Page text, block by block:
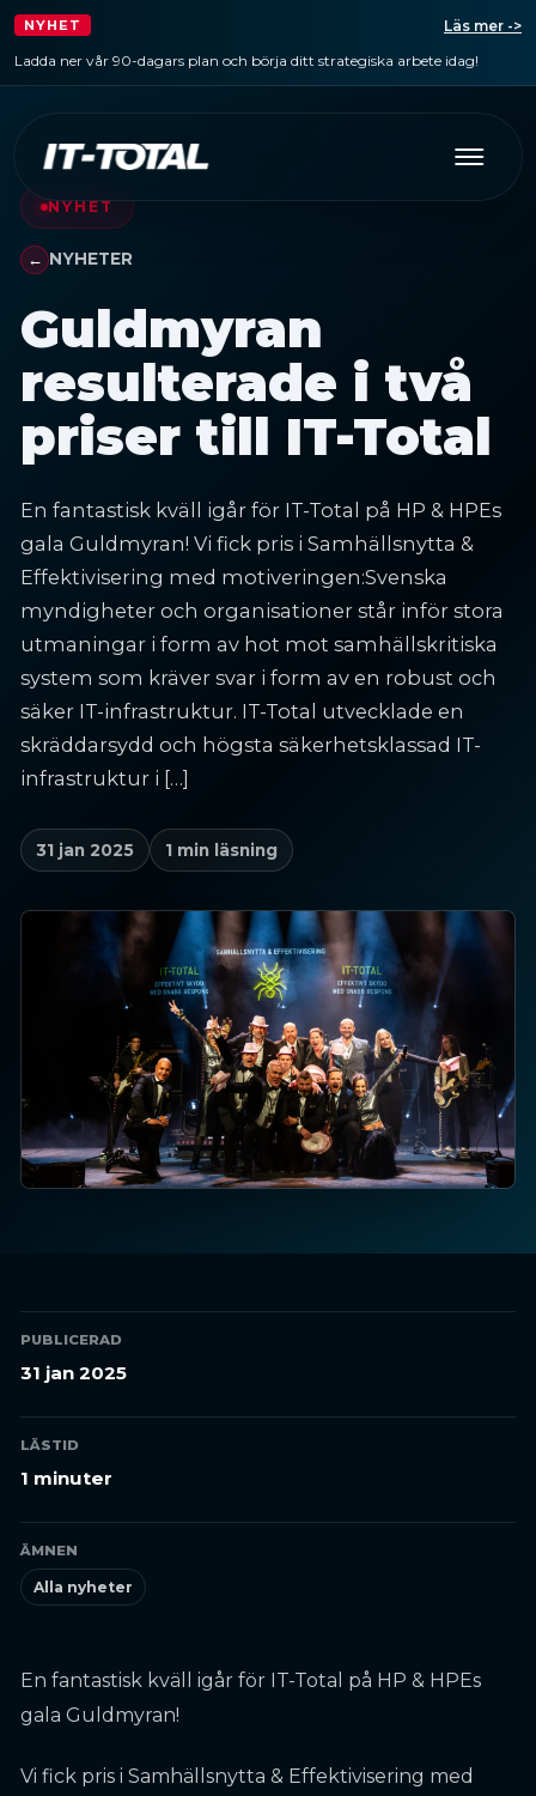
NYHET
Ladda ner vår 90-dagars plan och börja ditt strategiska arbete idag!
Läs mer ->
NYHET
NYHETER
Guldmyran
resulterade i två
priser till IT-Total
En fantastisk kväll igår för IT-Total på HP & HPEs
gala Guldmyran! Vi fick pris i Samhällsnytta &
Effektivisering med motiveringen:Svenska
myndigheter och organisationer står inför stora
utmaningar i form av hot mot samhällskritiska
system som kräver svar i form av en robust och
säker IT-infrastruktur. IT-Total utvecklade en
skräddarsydd och högsta säkerhetsklassad IT-
infrastruktur i […]
31 jan 2025 1 min läsning
PUBLICERAD
31 jan 2025
LÄSTID
1 minuter
ÄMNEN
Alla nyheter
En fantastisk kväll igår för IT-Total på HP & HPEs
gala Guldmyran!
Vi fick pris i Samhällsnytta & Effektivisering med